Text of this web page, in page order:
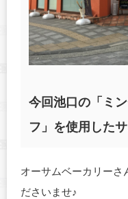
今回池口の「ミ
フ」を使用した
オーサムベーカリーさ
ださいませ♪